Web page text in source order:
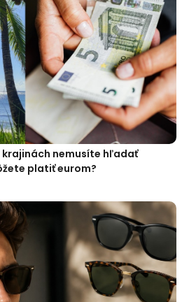
nemusíte hľadať
platiť eurom?